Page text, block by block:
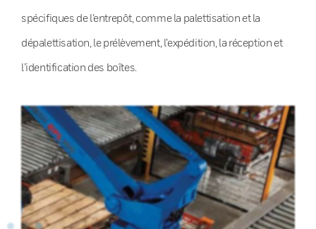
spécifiques de l’entrepôt, comme la palettisation et la
dépalettisation, le prélèvement, l’expédition, la réception et
l’identification des boîtes.